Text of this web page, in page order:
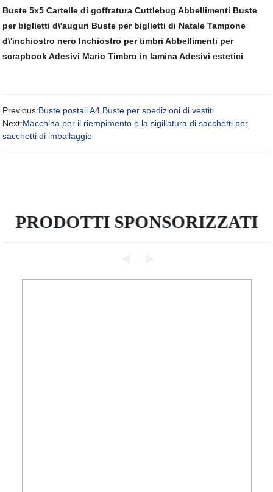
Buste 5x5 Cartelle di goffratura Cuttlebug Abbellimenti Buste
per biglietti d\'auguri Buste per biglietti di Natale Tampone
d\'inchiostro nero Inchiostro per timbri Abbellimenti per
scrapbook Adesivi Mario Timbro in lamina Adesivi estetici
Previous:Buste postali A4 Buste per spedizioni di vestiti
Next:Macchina per il riempimento e la sigillatura di sacchetti per
sacchetti di imballaggio
PRODOTTI SPONSORIZZATI